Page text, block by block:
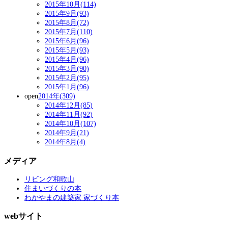
2015年10月(114)
2015年9月(93)
2015年8月(72)
2015年7月(110)
2015年6月(96)
2015年5月(93)
2015年4月(96)
2015年3月(90)
2015年2月(95)
2015年1月(96)
open2014年(309)
2014年12月(85)
2014年11月(92)
2014年10月(107)
2014年9月(21)
2014年8月(4)
メディア
リビング和歌山
住まいづくりの本
わかやまの建築家 家づくり本
webサイト